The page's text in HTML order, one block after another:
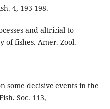
4, 193-198.
and altricial to
of fishes. Amer. Zool.
some decisive events in the
Soc. 113,